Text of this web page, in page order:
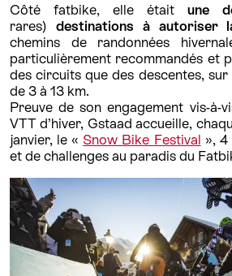
Côté fatbike, elle était une
rares) destinations à autoriser
chemins de randonnées
particulièrement recommandés et
des circuits que des descentes,
de 3 à 13 km.
Preuve de son engagement vis-à-
VTT d’hiver, Gstaad accueille,
janvier, le « Snow Bike Festival »,
et de challenges au paradis du